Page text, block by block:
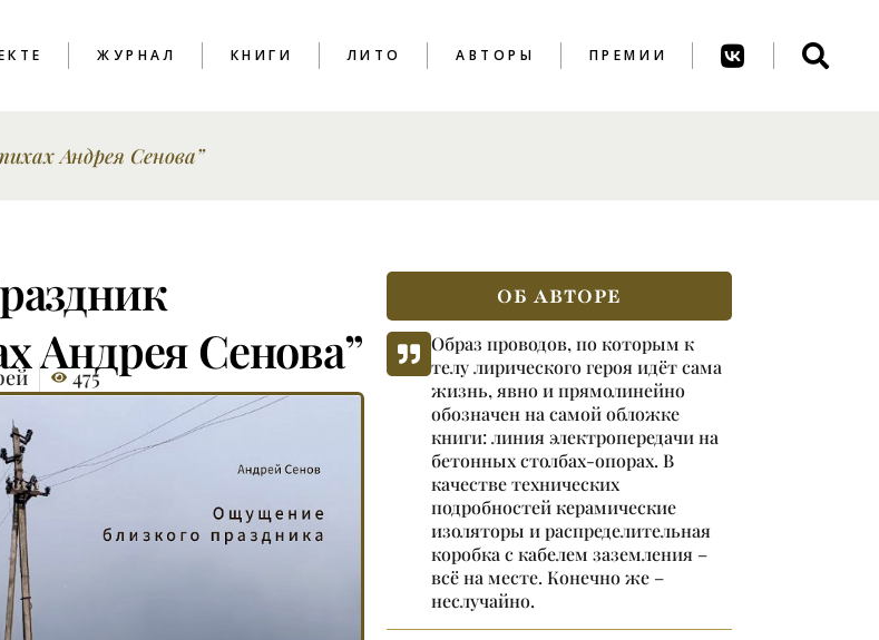
ЖУРНАЛ
ПОЭЗИЯ
ЛИТПРОЦЕСС
КНИГИ ЛИТО АВТОРЫ ПРЕМИИ
Андрея Сенова”
Андрея Сенова”
475
ОБ АВТОРЕ
Образ проводов, по которым к
телу лирического героя идёт сама
жизнь, явно и прямолинейно
обозначен на самой обложке
книги: линия электропередачи на
бетонных столбах-опорах. В
качестве технических
подробностей керамические
изоляторы и распределительная
коробка с кабелем заземления –
всё на месте. Конечно же –
неслучайно.